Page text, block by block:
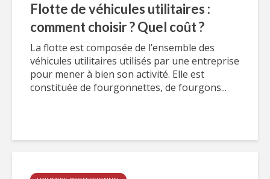
Flotte de véhicules utilitaires :
comment choisir ? Quel coût ?
La flotte est composée de l’ensemble des
véhicules utilitaires utilisés par une entreprise
pour mener à bien son activité. Elle est
constituée de fourgonnettes, de fourgons...